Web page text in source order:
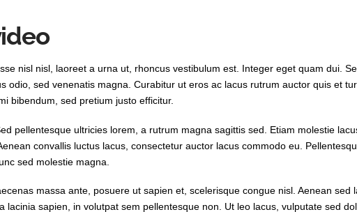
nisl nisl, laoreet a urna ut, rhoncus vestibulum est. Integer eget quam dui.
odio, sed venenatis magna. Curabitur ut eros ac lacus rutrum auctor quis et
bibendum, sed pretium justo efficitur.
pellentesque ultricies lorem, a rutrum magna sagittis sed. Etiam molestie
convallis luctus lacus, consectetur auctor lacus commodo eu.
sed molestie magna.
massa ante, posuere ut sapien et, scelerisque congue nisl. Aenean sed
sapien, in volutpat sem pellentesque non. Ut leo lacus, vulputate sed